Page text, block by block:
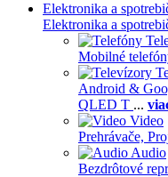
Elektronika a
Elektronika a
Mobilné
Android &
QLED T ...
Video
Prehrávače,
Audio
Bezdrôtové